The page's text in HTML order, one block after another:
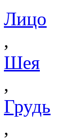
Лицо
,
Шея
,
Грудь
,